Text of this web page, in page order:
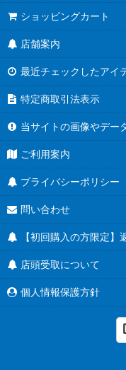
ショッピングカート
店舗案内
最近チェックしたアイ
特定商取引法表示
当サイトの画像やデー
ご利用案内
プライバシーポリシー
問い合わせ
【初回購入の方限定
店頭受取について
個人情報保護方針